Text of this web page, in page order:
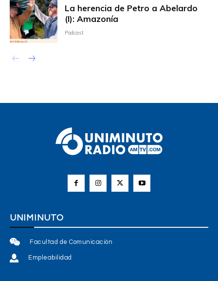
La herencia de Petro a Abelardo
(I): Amazonía
Podcast
UNIMINUTO
Facultad de Comunicación
Empleabilidad